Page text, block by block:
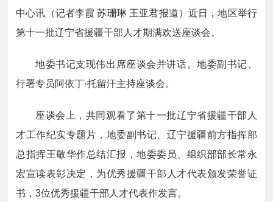
中心讯（记者李霞 苏珊琳 王亚君报道）近日，地区举行
第十一批辽宁省援疆干部人才期满欢送座谈会。
地委书记支现伟出席座谈会并讲话。地委副书记、
行署专员阿依丁·托留汗主持座谈会。
座谈会上，共同观看了第十一批辽宁省援疆干部人
才工作纪实专题片，地委副书记、辽宁援疆前方指挥部
总指挥王敬华作总结汇报，地委委员、组织部部长常永
宏宣读表彰决定，为优秀援疆干部人才代表颁发荣誉证
书，3位优秀援疆干部人才代表作发言。